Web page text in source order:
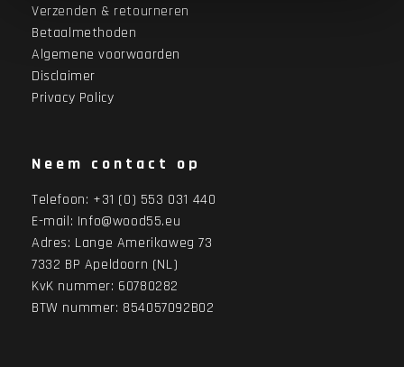
Verzenden & retourneren
Betaalmethoden
Algemene voorwaarden
Disclaimer
Privacy Policy
Neem contact op
Telefoon: +31 (0) 553 031 440
E-mail: Info@wood55.eu
Adres: Lange Amerikaweg 73
7332 BP Apeldoorn (NL)
KvK nummer: 60780282
BTW nummer: 854057092B02